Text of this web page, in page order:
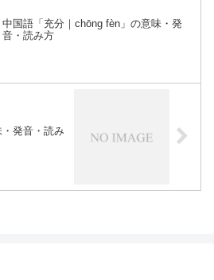
中国語「充分｜chōng fèn」の意味・発
音・読み方
発音・読み